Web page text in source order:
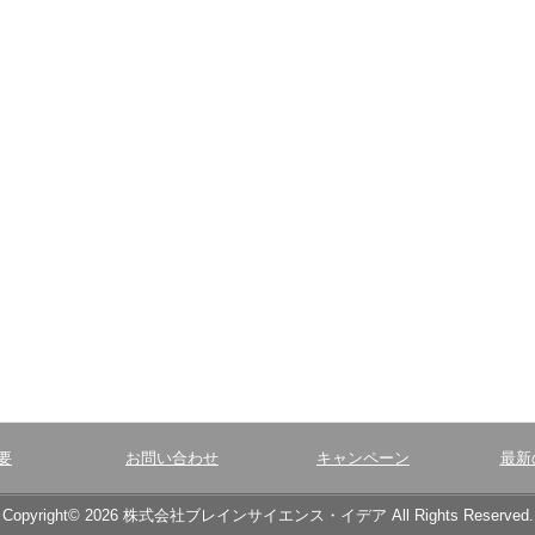
お問い合わせ キャンペーン 最新
Copyright© 2026 株式会社ブレインサイエンス・イデア All Rights Reserved.